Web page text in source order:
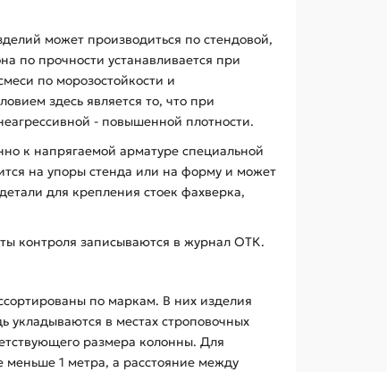
может производиться по стендовой,
по прочности устанавливается при
по морозостойкости и
здесь является то, что при
- повышенной плотности.
к напрягаемой арматуре специальной
на упоры стенда или на форму и может
для крепления стоек фахверка,
контроля записываются в журнал ОТК.
по маркам. В них изделия
укладываются в местах строповочных
размера колонны. Для
1 метра, а расстояние между